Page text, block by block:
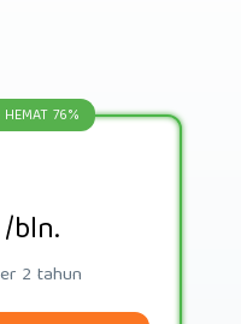
76%
/bln.
2 tahun